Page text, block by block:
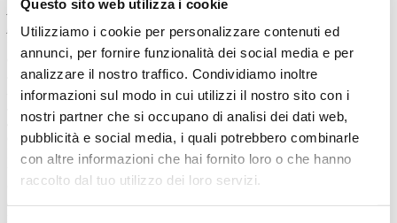
Questo sito web utilizza i cookie
Utilizziamo i cookie per personalizzare contenuti ed
annunci, per fornire funzionalità dei social media e per
analizzare il nostro traffico. Condividiamo inoltre
informazioni sul modo in cui utilizzi il nostro sito con i
nostri partner che si occupano di analisi dei dati web,
pubblicità e social media, i quali potrebbero combinarle
con altre informazioni che hai fornito loro o che hanno
raccolto dal tuo utilizzo dei loro servizi.
Anthriscus cerefolium var. trachyspermus, Campanula
poscharskyana, Centaurea montana, Chenopodium ×reynieri,
Citrullus lanatus, Crocus ×luteus, Cucumis melo, Cyperus
esculentus, Evansia japonica, Gamochaeta pensylvanica, Iris
setosa, Metasequoia glyptostroboides, Portulaca grandiflora,
Pseudotsuga menziesii, Puschkinia scilloides, Reynoutria
Symphyotrichum squamatum.Symphytrum tuberosumcan be
definitively confirmed for this area. Also new to South Tyrol is
Lamium hybridum, whose indigenous status is unclear, though. Also
or archeophytic Chenopodium vulvaria, Potamogeton coloratus